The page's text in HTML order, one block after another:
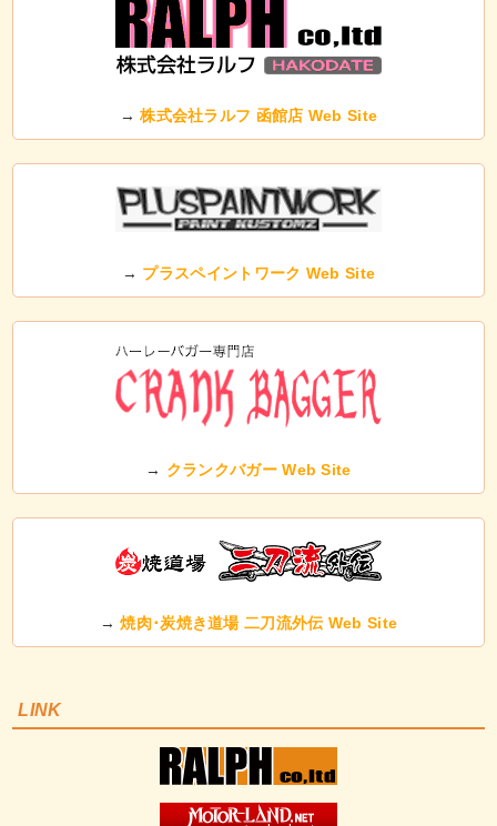
→株式会社ラルフ 函館店 Web Site
→ プラスペイントワーク Web Site
→ クランクバガー Web Site
→焼肉･炭焼き道場 二刀流外伝 Web Site
LINK